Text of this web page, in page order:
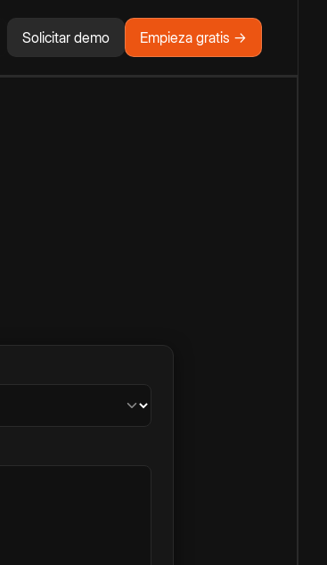
Solicitar demo Empieza gratis →